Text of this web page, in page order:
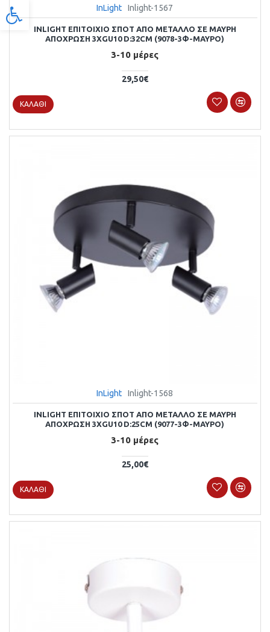
Προσβασιμότητα InLight Inlight-1567
INLIGHT ΕΠΙΤΟΊΧΙΟ ΣΠΟΤ ΑΠΌ ΜΈΤΑΛΛΟ ΣΕ ΜΑΎΡΗ
ΑΠΌΧΡΩΣΗ 3XGU10 D:32CM (9078-3Φ-ΜΑΎΡΟ)
3-10 μέρες
29,50€
ΚΑΛΆΘΙ
InLight Inlight-1568
INLIGHT ΕΠΙΤΟΊΧΙΟ ΣΠΟΤ ΑΠΌ ΜΈΤΑΛΛΟ ΣΕ ΜΑΎΡΗ
ΑΠΌΧΡΩΣΗ 3XGU10 D:25CM (9077-3Φ-ΜΑΎΡΟ)
3-10 μέρες
25,00€
ΚΑΛΆΘΙ